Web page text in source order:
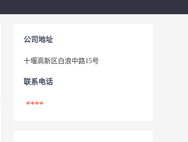
公司地址
十堰高新区白浪中路15号
联系电话
****